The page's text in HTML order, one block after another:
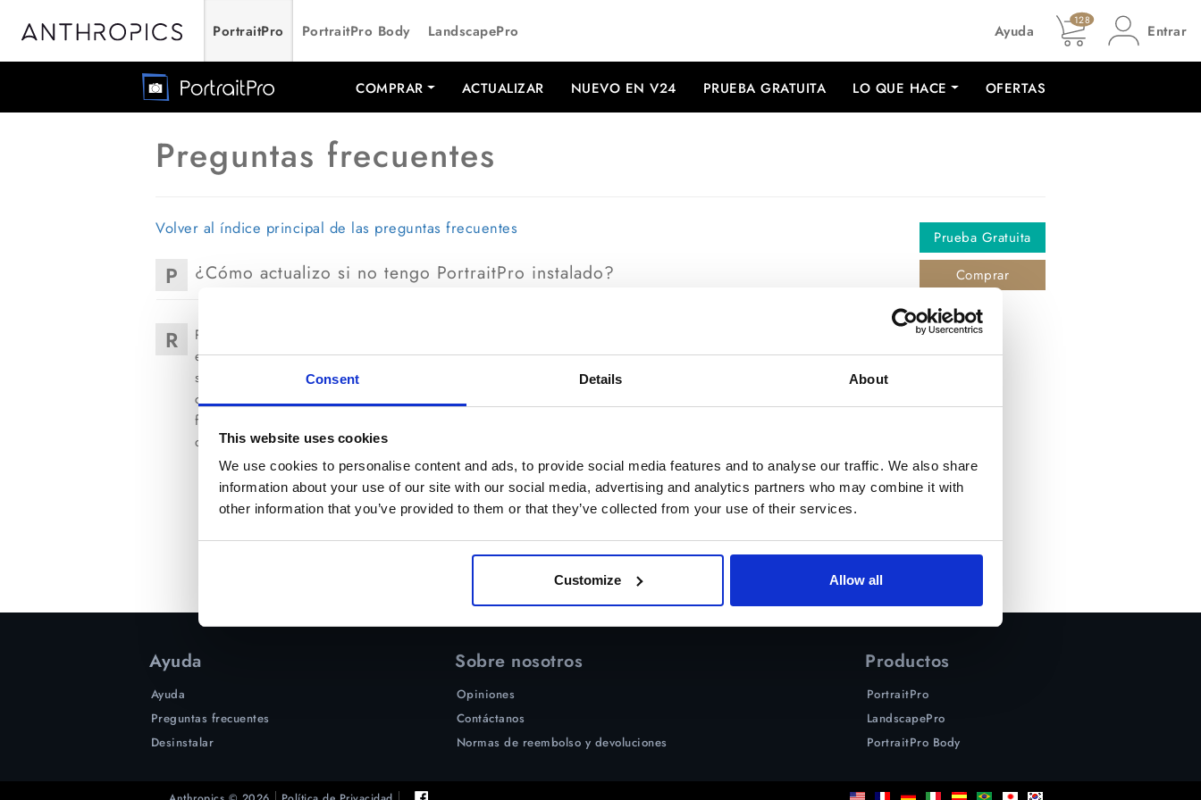
Consent Details About
This website uses cookies
We use cookies to personalise content and ads, to provide social media features and to analyse our traffic. We also share
information about your use of our site with our social media, advertising and analytics partners who may combine it with
other information that you’ve provided to them or that they’ve collected from your use of their services.
Customize Allow all
PortraitPro PortraitPro Body LandscapePro Ayuda
128
Entrar
COMPRAR ACTUALIZAR NUEVO EN V24 PRUEBA GRATUITA LO QUE HACE OFERTAS
Preguntas frecuentes
Volver al índice principal de las preguntas frecuentes
P ¿Cómo actualizo si no tengo PortraitPro instalado?
R Por favor ve al
enlace para descargar la versión y actualizar. No necesitas descargar tu versión,
simplemente actualiza. Si no tienes tu clave de activación, introduce tu dirección de
correo electrónico y recibirás un correo con tu clave en los siguientes 30 minutos. Por
favor, recuerda mirar tu carpeta de spam, ya que nuestro email ha podido ser
detectado por tu correo como spam.
Prueba Gratuita
Comprar
Ayuda
Ayuda
Preguntas frecuentes
Desinstalar
Sobre nosotros
Opiniones
Contáctanos
Normas de reembolso y devoluciones
Productos
PortraitPro
LandscapePro
PortraitPro Body